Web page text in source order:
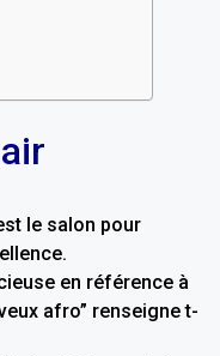
le salon pour
en référence à
afro” renseigne t-